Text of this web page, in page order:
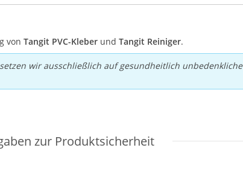
von Tangit PVC-Kleber und Tangit Reiniger.
wir ausschließlich auf gesundheitlich
zur Produktsicherheit